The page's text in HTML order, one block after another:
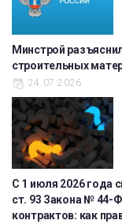
Минстрой
строительных
24.07.2026
С 1 июля 2026 года
ст. 93 Закона № 44-
контрактов: как